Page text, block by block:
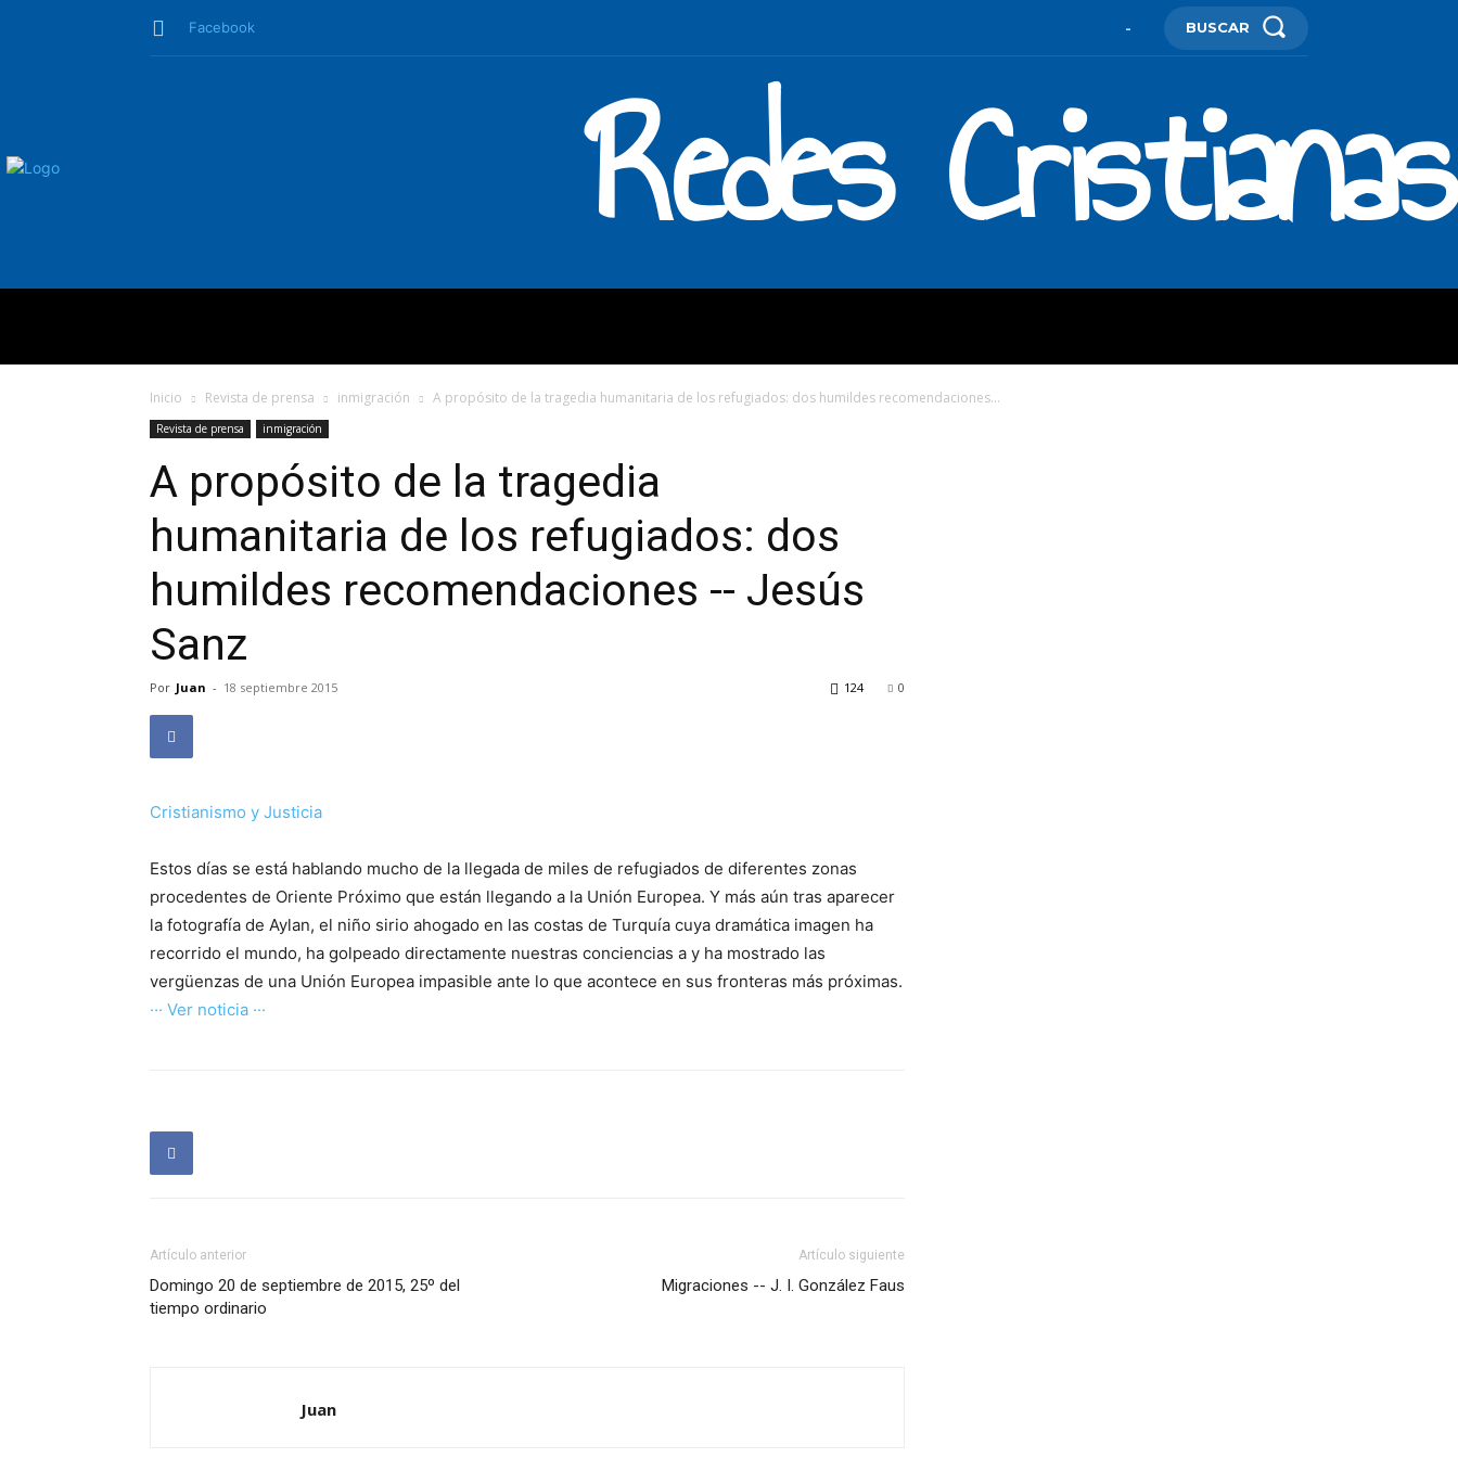
Facebook - BUSCAR
Redes Cristianas
Inicio Revista de prensa inmigración A propósito de la tragedia humanitaria de los refugiados: dos humildes recomendaciones...
Revista de prensa inmigración
A propósito de la tragedia
humanitaria de los refugiados: dos
humildes recomendaciones -- Jesús
Sanz
Por Juan - 18 septiembre 2015 0
124
Cristianismo y Justicia
Estos días se está hablando mucho de la llegada de miles de refugiados de diferentes zonas
procedentes de Oriente Próximo que están llegando a la Unión Europea. Y más aún tras aparecer
la fotografía de Aylan, el niño sirio ahogado en las costas de Turquía cuya dramática imagen ha
recorrido el mundo, ha golpeado directamente nuestras conciencias a y ha mostrado las
vergüenzas de una Unión Europea impasible ante lo que acontece en sus fronteras más próximas.
··· Ver noticia ···
Artículo anterior
Domingo 20 de septiembre de 2015, 25º del
tiempo ordinario
Artículo siguiente
Migraciones -- J. I. González Faus
Juan